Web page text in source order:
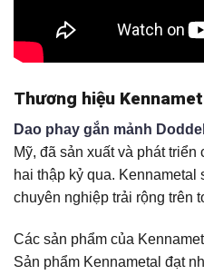
Thương hiệu
Dao phay gắn mảnh
Mỹ, đã sản xuất và phát
hai thập kỷ qua.
chuyên nghiệp trải rộng trên
Các sản phẩm của
Sản phẩm Kennametal đạt